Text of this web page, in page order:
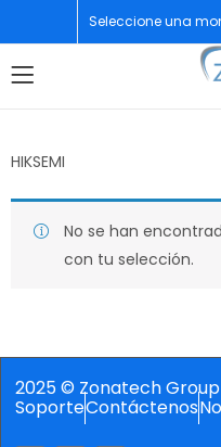
Seleccione una
HIKSEMI
No se han
con tu selección.
2025 © Zonatech Group
SoporteContáctenos